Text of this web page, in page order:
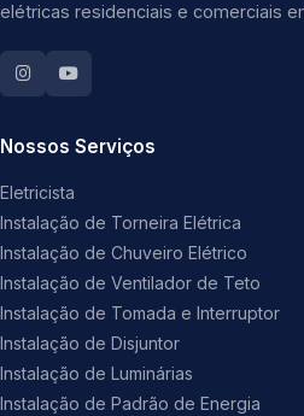
elétricas residenciais e comerciais
Nossos Serviços
Eletricista
Instalação de Torneira Elétrica
Instalação de Chuveiro Elétrico
Instalação de Ventilador de Teto
Instalação de Tomada e Interruptor
Instalação de Disjuntor
Instalação de Luminárias
Instalação de Padrão de Energia